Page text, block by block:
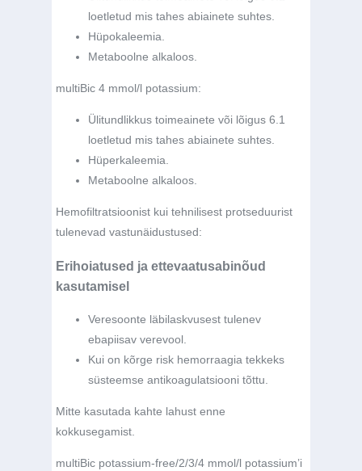
loetletud mis tahes abiainete suhtes.
Hüpokaleemia.
Metaboolne alkaloos.
multiBic 4 mmol/l potassium:
Ülitundlikkus toimeainete või lõigus 6.1
loetletud mis tahes abiainete suhtes.
Hüperkaleemia.
Metaboolne alkaloos.
Hemofiltratsioonist kui tehnilisest protseduurist
tulenevad vastunäidustused:
Erihoiatused ja ettevaatusabinõud
kasutamisel
Veresoonte läbilaskvusest tulenev
ebapiisav verevool.
Kui on kõrge risk hemorraagia tekkeks
süsteemse antikoagulatsiooni tõttu.
Mitte kasutada kahte lahust enne
kokkusegamist.
multiBic potassium-free/2/3/4 mmol/l potassium’i